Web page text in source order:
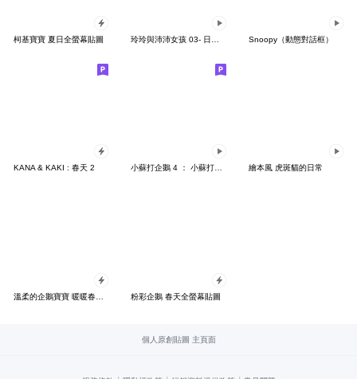
柯基寶寶 夏日全螢幕貼圖 Snoopy（動態對話框）
KANA & KAKI : 春天 2 小蘇打企鵝 4 ： 小蘇打與小蛋糕日常用語 繪本風 虎斑貓的日常
粉彩企鵝 春天全螢幕貼圖
個人原創貼圖 主頁面